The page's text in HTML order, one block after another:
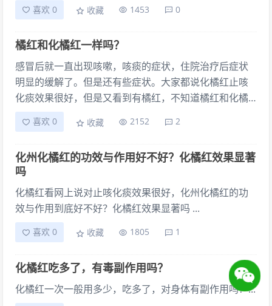
喜欢 0 收藏 1453 0
橘红和化橘红一样吗？
感冒后就一直出现咳嗽，咳痰的症状，住院治疗后症状
明显的缓解了。但是还有些症状。大家都说化橘红止咳
化痰效果很好，但是又看到有橘红，不知道橘红和化橘
红一样吗？...
喜欢 0 收藏 2152 2
化州化橘红的功效与作用好不好？化橘红效果显著
吗
化橘红看网上说对止咳化痰效果很好，化州化橘红的功
效与作用到底好不好？化橘红效果显著吗 ...
喜欢 0 收藏 1805 1
化橘红吃多了，有毒副作用吗？
化橘红一次一般用多少，吃多了，对身体有副作用吗？...